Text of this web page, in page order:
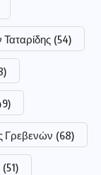
(54)
Γρεβενών (68)
(51)